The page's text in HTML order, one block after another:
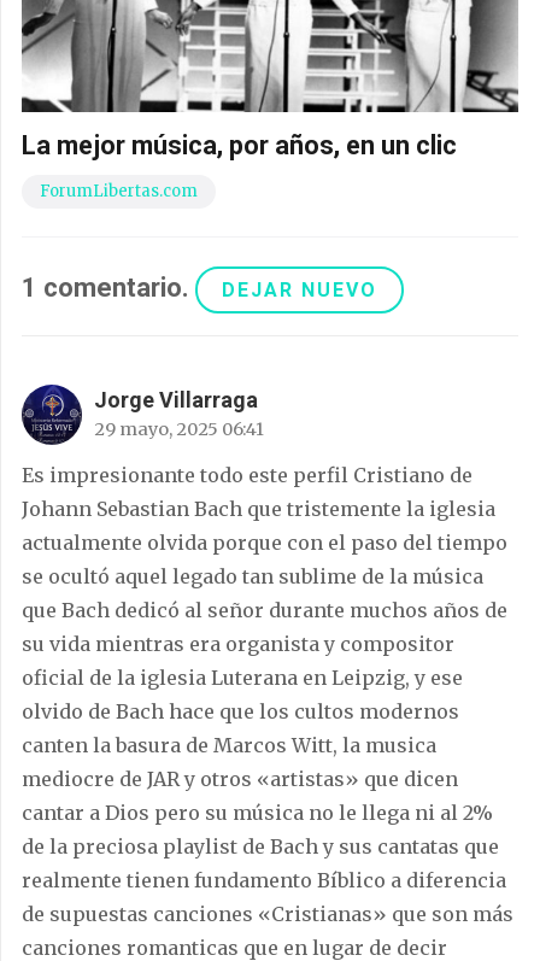
La mejor música, por años, en un clic
ForumLibertas.com
1 comentario. DEJAR NUEVO
Jorge Villarraga
29 mayo, 2025 06:41
Es impresionante todo este perfil Cristiano de
Johann Sebastian Bach que tristemente la iglesia
actualmente olvida porque con el paso del tiempo
se ocultó aquel legado tan sublime de la música
que Bach dedicó al señor durante muchos años de
su vida mientras era organista y compositor
oficial de la iglesia Luterana en Leipzig, y ese
olvido de Bach hace que los cultos modernos
canten la basura de Marcos Witt, la musica
mediocre de JAR y otros «artistas» que dicen
cantar a Dios pero su música no le llega ni al 2%
de la preciosa playlist de Bach y sus cantatas que
realmente tienen fundamento Bíblico a diferencia
de supuestas canciones «Cristianas» que son más
canciones romanticas que en lugar de decir